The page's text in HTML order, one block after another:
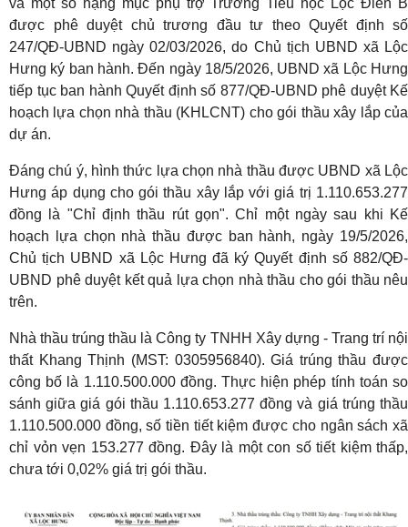
và một số hạng mục phụ trợ Trường Tiểu học Lộc Điền B
được phê duyệt chủ trương đầu tư theo Quyết định số
247/QĐ-UBND ngày 02/03/2026, do Chủ tịch UBND xã Lộc
Hưng ký ban hành. Đến ngày 18/5/2026, UBND xã Lộc Hưng
tiếp tục ban hành Quyết định số 877/QĐ-UBND phê duyệt Kế
hoạch lựa chọn nhà thầu (KHLCNT) cho gói thầu xây lắp của
dự án.
Đáng chú ý, hình thức lựa chọn nhà thầu được UBND xã Lộc
Hưng áp dụng cho gói thầu xây lắp với giá trị 1.110.653.277
đồng là "Chỉ định thầu rút gọn". Chỉ một ngày sau khi Kế
hoạch lựa chọn nhà thầu được ban hành, ngày 19/5/2026,
Chủ tịch UBND xã Lộc Hưng đã ký Quyết định số 882/QĐ-
UBND phê duyệt kết quả lựa chọn nhà thầu cho gói thầu nêu
trên.
Nhà thầu trúng thầu là Công ty TNHH Xây dựng - Trang trí nội
thất Khang Thịnh (MST: 0305956840). Giá trúng thầu được
công bố là 1.110.500.000 đồng. Thực hiện phép tính toán so
sánh giữa giá gói thầu 1.110.653.277 đồng và giá trúng thầu
1.110.500.000 đồng, số tiền tiết kiệm được cho ngân sách xã
chỉ vỏn vẹn 153.277 đồng. Đây là một con số tiết kiệm thấp,
chưa tới 0,02% giá trị gói thầu.